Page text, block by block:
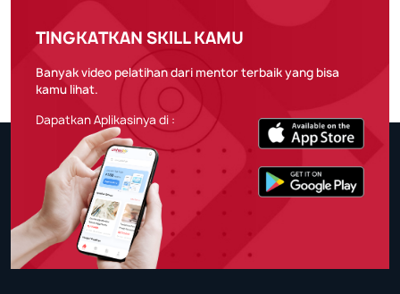
TINGKATKAN SKILL KAMU
Banyak video pelatihan dari mentor terbaik yang bisa
kamu lihat.
Dapatkan Aplikasinya di :